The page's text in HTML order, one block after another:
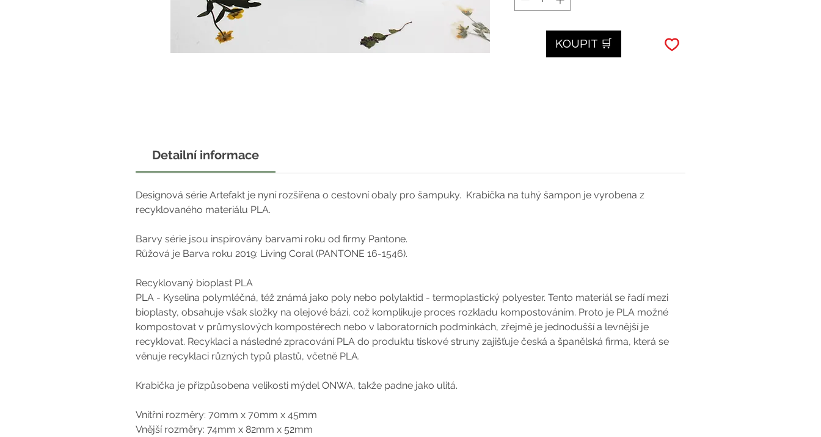
KOUPIT 🛒
Detailní informace
Designová série Artefakt je nyní rozšířena o cestovní obaly pro šampuky. Krabička na tuhý šampon je vyrobena z
recyklovaného materiálu PLA.
Barvy série jsou inspirovány barvami roku od firmy Pantone.
Růžová je Barva roku 2019: Living Coral (PANTONE 16-1546).
Recyklovaný bioplast PLA
PLA - Kyselina polymléčná, též známá jako poly nebo polylaktid - termoplastický polyester. Tento materiál se řadí mezi
bioplasty, obsahuje však složky na olejové bázi, což komplikuje proces rozkladu kompostováním. Proto je PLA možné
kompostovat v průmyslových kompostérech nebo v laboratorních podmínkách, zřejmě je jednodušší a levnější je
recyklovat. Recyklaci a následné zpracování PLA do produktu tiskové struny zajišťuje česká a španělská firma, která se
věnuje recyklaci různých typů plastů, včetně PLA.
Krabička je přizpůsobena velikosti mýdel ONWA, takže padne jako ulitá.
Vnitřní rozměry: 70mm x 70mm x 45mm
Vnější rozměry: 74mm x 82mm x 52mm